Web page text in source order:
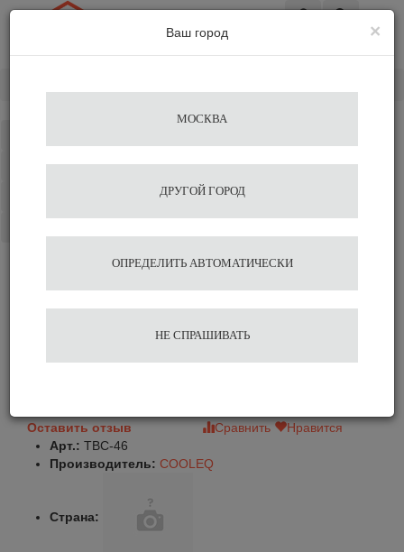
Избранное
Шкаф холодильный Cooleq
Оставить отзыв Сравнить
Нравится
Арт.: TBC-46
Производитель: COOLEQ
Страна:
×
Ваш город
МОСКВА
ДРУГОЙ ГОРОД
ОПРЕДЕЛИТЬ АВТОМАТИЧЕСКИ
НЕ СПРАШИВАТЬ